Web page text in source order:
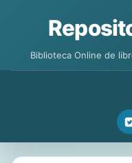
Biblioteca Online de